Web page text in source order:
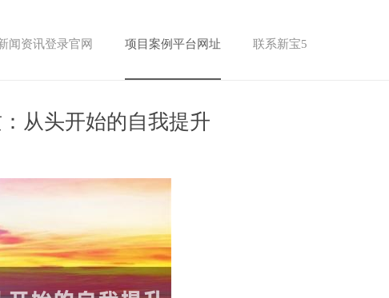
闻资讯登录官网 项目案例平台网址 联系新宝5
从头开始的自我提升